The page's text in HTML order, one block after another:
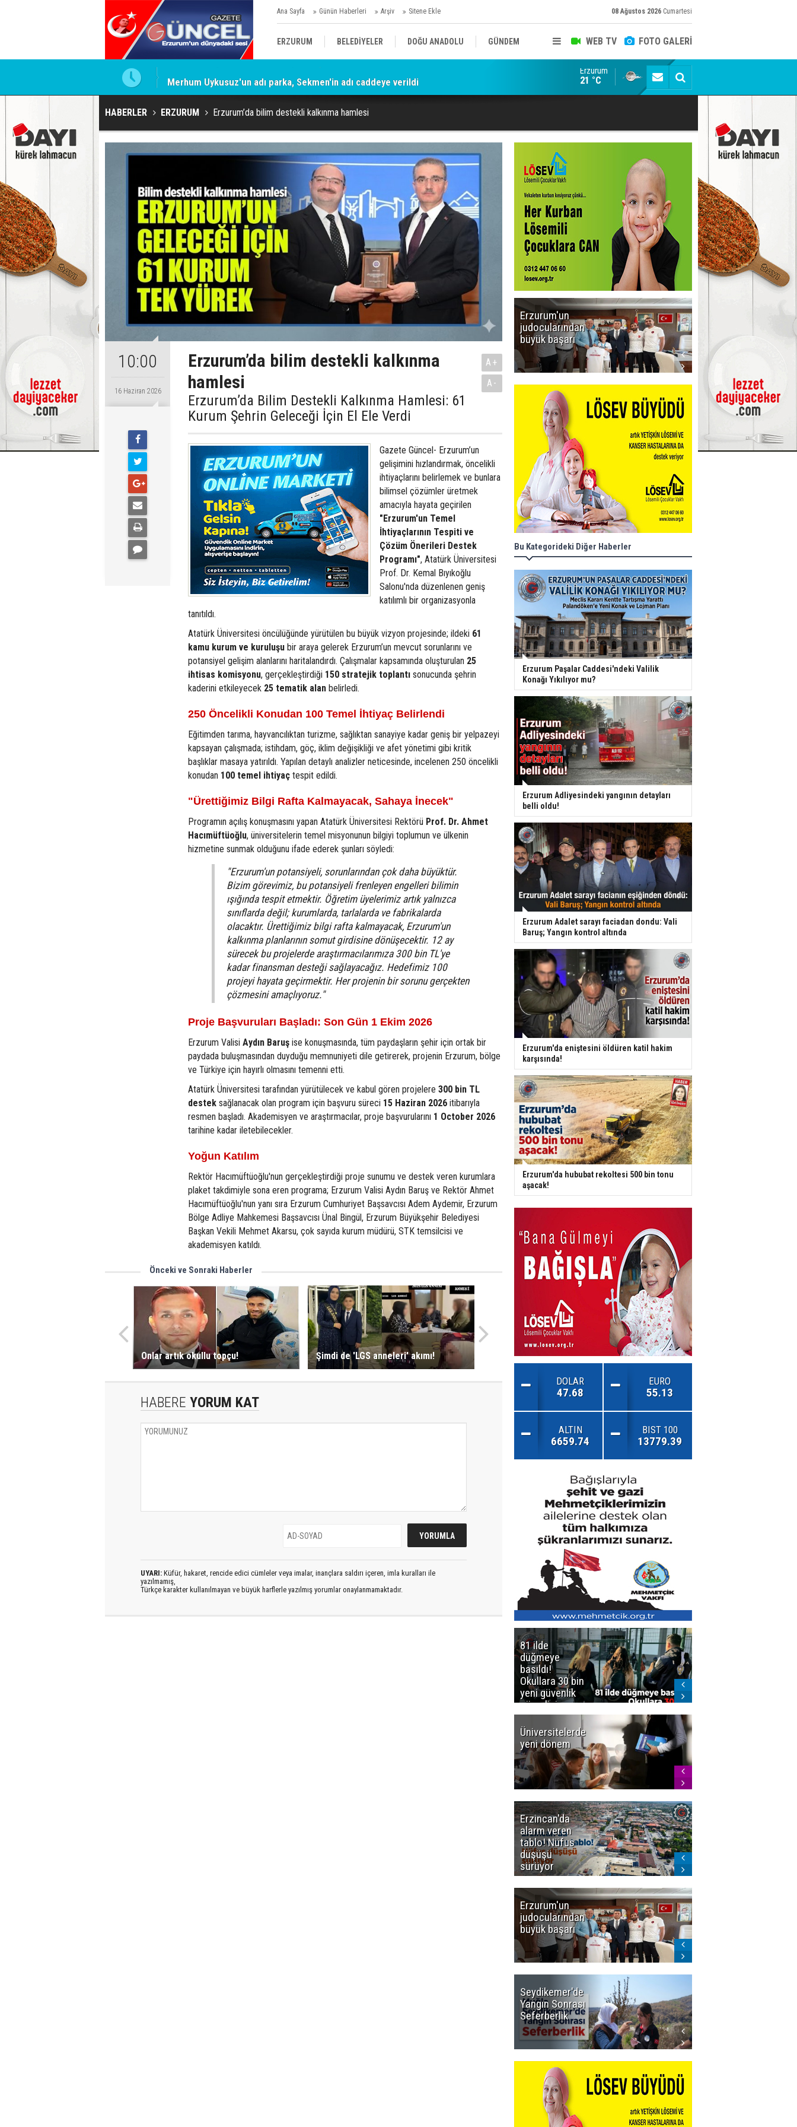
Ana Sayfa Günün Haberleri Arşiv Sitene Ekle 08 Ağustos 2026 Cumartesi
WEB TV FOTO GALERİ
ERZURUM BELEDİYELER DOĞU ANADOLU GÜNDEM
SİYASET AFAD/ SAVAŞ SPOR
KÜLTÜR/SANAT//MAĞAZİN
Merhum Uykusuz'un adı parka, Sekmen'in adı caddeye verildi Konuşanlar'a katıldı, söyledikleri başına iş açtı!
Erzurum
21 °C
HABERLER ERZURUM Erzurum’da bilim destekli kalkınma hamlesi
10:00
16 Haziran 2026
Erzurum’da bilim destekli kalkınma
hamlesi
Erzurum’da Bilim Destekli Kalkınma Hamlesi: 61
Kurum Şehrin Geleceği İçin El Ele Verdi
A+
A-
Gazete Güncel- Erzurum’un
gelişimini hızlandırmak, öncelikli
ihtiyaçlarını belirlemek ve bunlara
bilimsel çözümler üretmek
amacıyla hayata geçirilen
"Erzurum'un Temel
İhtiyaçlarının Tespiti ve
Çözüm Önerileri Destek
Programı", Atatürk Üniversitesi
Prof. Dr. Kemal Bıyıkoğlu
Salonu'nda düzenlenen geniş
katılımlı bir organizasyonla
tanıtıldı.
Atatürk Üniversitesi öncülüğünde yürütülen bu büyük vizyon projesinde; ildeki 61
kamu kurum ve kuruluşu bir araya gelerek Erzurum’un mevcut sorunlarını ve
potansiyel gelişim alanlarını haritalandırdı. Çalışmalar kapsamında oluşturulan 25
ihtisas komisyonu, gerçekleştirdiği 150 stratejik toplantı sonucunda şehrin
kaderini etkileyecek 25 tematik alan belirledi.
250 Öncelikli Konudan 100 Temel İhtiyaç Belirlendi
Eğitimden tarıma, hayvancılıktan turizme, sağlıktan sanayiye kadar geniş bir yelpazeyi
kapsayan çalışmada; istihdam, göç, iklim değişikliği ve afet yönetimi gibi kritik
başlıklar masaya yatırıldı. Yapılan detaylı analizler neticesinde, incelenen 250 öncelikli
konudan 100 temel ihtiyaç tespit edildi.
"Ürettiğimiz Bilgi Rafta Kalmayacak, Sahaya İnecek"
Programın açılış konuşmasını yapan Atatürk Üniversitesi Rektörü Prof. Dr. Ahmet
Hacımüftüoğlu, üniversitelerin temel misyonunun bilgiyi toplumun ve ülkenin
hizmetine sunmak olduğunu ifade ederek şunları söyledi:
"Erzurum'un potansiyeli, sorunlarından çok daha büyüktür.
Bizim görevimiz, bu potansiyeli frenleyen engelleri bilimin
ışığında tespit etmektir. Öğretim üyelerimiz artık yalnızca
sınıflarda değil; kurumlarda, tarlalarda ve fabrikalarda
olacaktır. Ürettiğimiz bilgi rafta kalmayacak, Erzurum'un
kalkınma planlarının somut girdisine dönüşecektir. 12 ay
sürecek bu projelerde araştırmacılarımıza 300 bin TL'ye
kadar finansman desteği sağlayacağız. Hedefimiz 100
projeyi hayata geçirmektir. Her projenin bir sorunu gerçekten
çözmesini amaçlıyoruz."
Proje Başvuruları Başladı: Son Gün 1 Ekim 2026
Erzurum Valisi Aydın Baruş ise konuşmasında, tüm paydaşların şehir için ortak bir
paydada buluşmasından duyduğu memnuniyeti dile getirerek, projenin Erzurum, bölge
ve Türkiye için hayırlı olmasını temenni etti.
Atatürk Üniversitesi tarafından yürütülecek ve kabul gören projelere 300 bin TL
destek sağlanacak olan program için başvuru süreci 15 Haziran 2026 itibarıyla
resmen başladı. Akademisyen ve araştırmacılar, proje başvurularını 1 October 2026
tarihine kadar iletebilecekler.
Yoğun Katılım
Rektör Hacımüftüoğlu'nun gerçekleştirdiği proje sunumu ve destek veren kurumlara
plaket takdimiyle sona eren programa; Erzurum Valisi Aydın Baruş ve Rektör Ahmet
Hacımüftüoğlu'nun yanı sıra Erzurum Cumhuriyet Başsavcısı Adem Aydemir, Erzurum
Bölge Adliye Mahkemesi Başsavcısı Ünal Bingül, Erzurum Büyükşehir Belediyesi
Başkan Vekili Mehmet Akarsu, çok sayıda kurum müdürü, STK temsilcisi ve
akademisyen katıldı.
Önceki ve Sonraki Haberler
Onlar artık okullu topçu! Şimdi de 'LGS anneleri' akımı!
HABERE YORUM KAT
UYARI: Küfür, hakaret, rencide edici cümleler veya imalar, inançlara saldırı içeren, imla kuralları ile
yazılmamış,
Türkçe karakter kullanılmayan ve büyük harflerle yazılmış yorumlar onaylanmamaktadır.
Erzurum'un
judocularından
büyük başarı
Bu Kategorideki Diğer Haberler
Erzurum Paşalar Caddesi'ndeki Valilik
Konağı Yıkılıyor mu?
Erzurum Adliyesindeki yangının detayları
belli oldu!
Erzurum Adalet sarayı faciadan dondu: Vali
Baruş; Yangın kontrol altında
Erzurum'da eniştesini öldüren katil hakim
karşısında!
Erzurum'da hububat rekoltesi 500 bin tonu
aşacak!
DOLAR
47.68
EURO
55.13
ALTIN
6659.74
BIST 100
13779.39
81 ilde
düğmeye
basıldı!
Okullara 30 bin
yeni güvenlik
görevlisi
Üniversitelerde
yeni dönem
Erzincan'da
alarm veren
tablo! Nüfus
düşüşü
sürüyor
Erzurum'un
judocularından
büyük başarı
Seydikemer'de
Yangın Sonrası
Seferberlik